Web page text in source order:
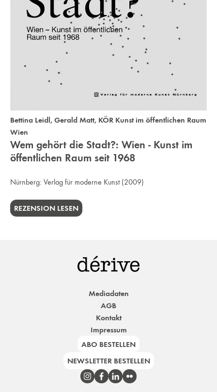
Bettina Leidl ,Gerald Matt, KÖR Kunst im öffentlichen Raum
Wien
Wem gehört die Stadt?: Wien - Kunst im
öffentlichen Raum seit 1968
Nürnberg:Verlag für moderne Kunst(2009)
REZENSION LESEN
Mediadaten
AGB
Kontakt
Impressum
ABO BESTELLEN
NEWSLETTER BESTELLEN